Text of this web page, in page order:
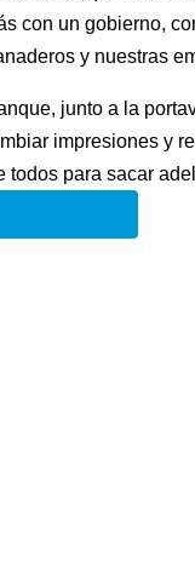
con un gobierno,
y nuestras
junto a la
impresiones y
para sacar